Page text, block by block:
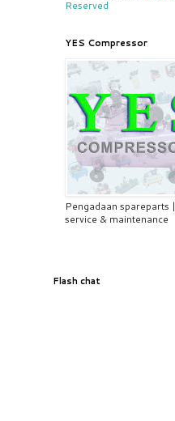
Reserved
YES Compressor
Pengadaan spareparts |
service & maintenance
Flash chat